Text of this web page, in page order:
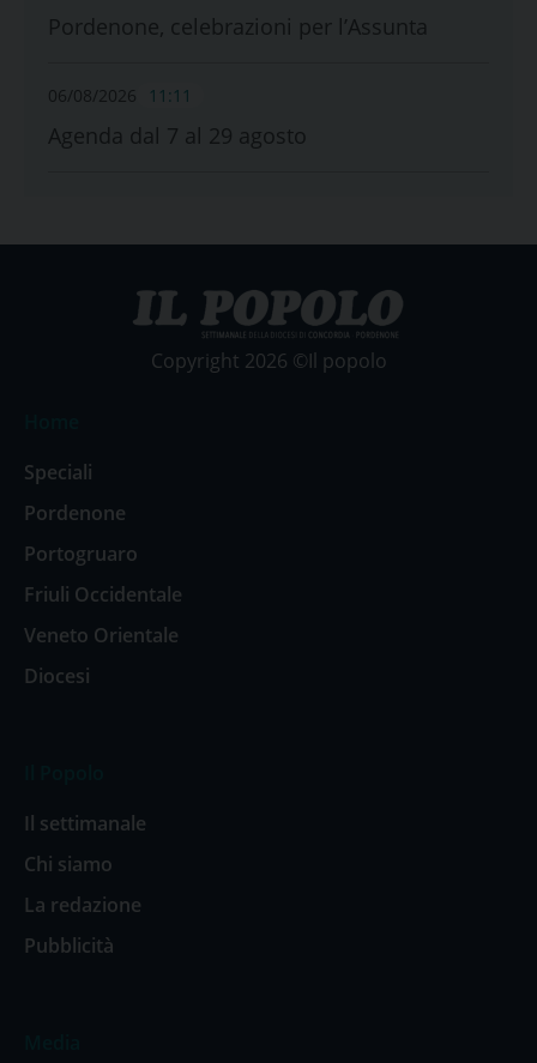
Pordenone, celebrazioni per l’Assunta
06/08/2026 11:11
Agenda dal 7 al 29 agosto
Copyright 2026 ©Il popolo
Speciali
Pordenone
Portogruaro
Friuli Occidentale
Veneto Orientale
Diocesi
Il settimanale
Chi siamo
La redazione
Pubblicità